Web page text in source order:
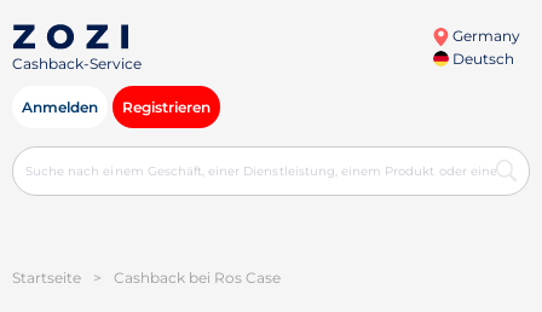
Cashback-Service
Germany
Deutsch
Anmelden Registrieren
Startseite > Cashback bei Ros Case